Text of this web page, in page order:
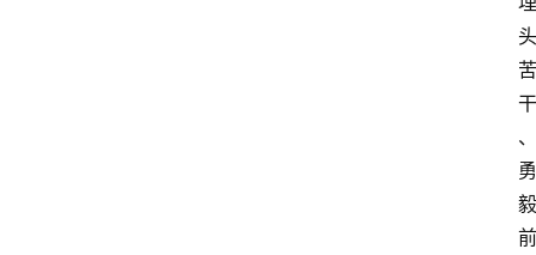
头
苦
干
、
勇
毅
前